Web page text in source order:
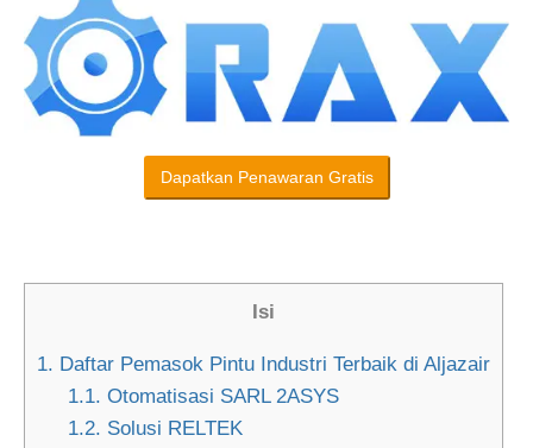
Dapatkan Penawaran Gratis
Isi
1. Daftar Pemasok Pintu Industri Terbaik di Aljazair
1.1. Otomatisasi SARL 2ASYS
1.2. Solusi RELTEK